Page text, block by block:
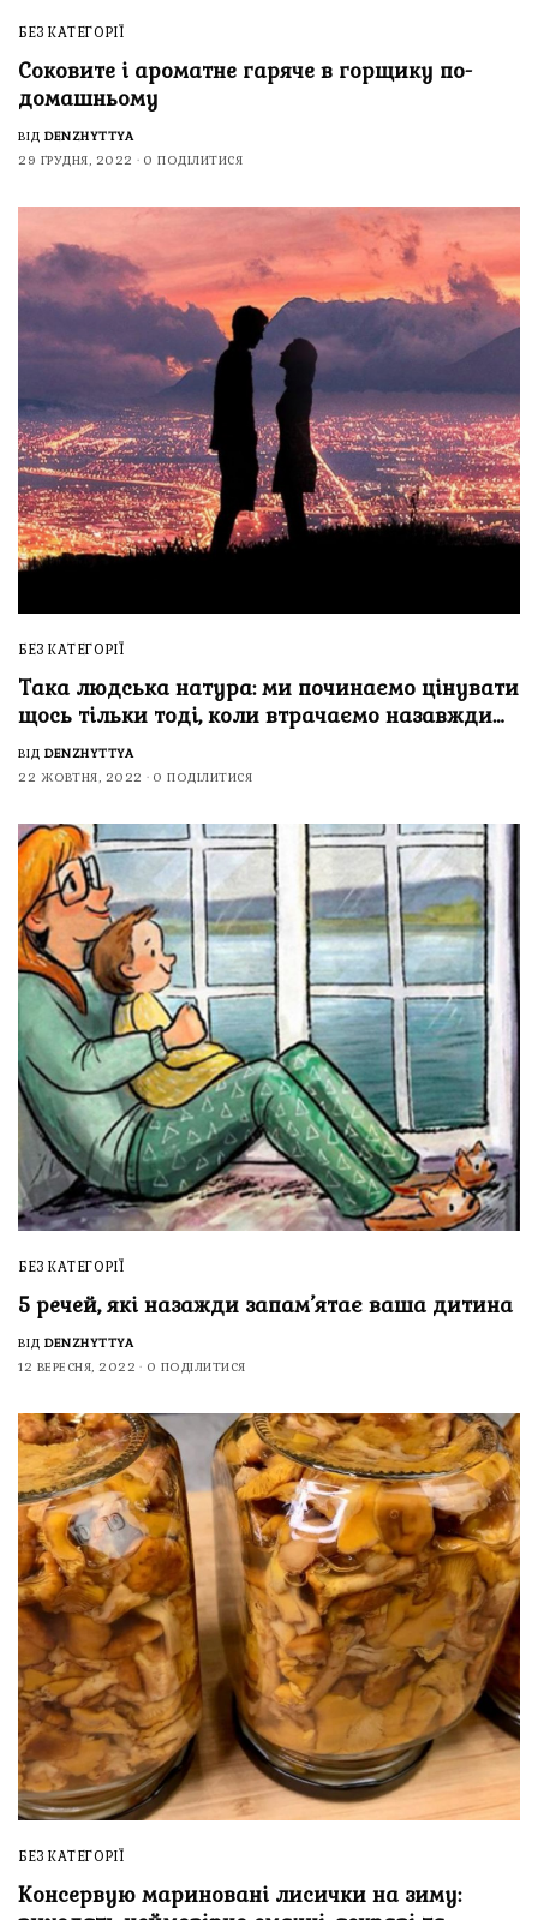
БЕЗ КАТЕГОРІЇ
Соковите і ароматне гаряче в горщику по-
домашньому
ВІД DENZHYTTYA
29 ГРУДНЯ, 2022
0 ПОДІЛИТИСЯ
БЕЗ КАТЕГОРІЇ
Така людська натура: ми починаємо цінувати
щось тільки тоді, коли втрачаємо назавжди…
ВІД DENZHYTTYA
22 ЖОВТНЯ, 2022
0 ПОДІЛИТИСЯ
БЕЗ КАТЕГОРІЇ
5 речей, які назажди запам’ятає ваша дитина
ВІД DENZHYTTYA
12 ВЕРЕСНЯ, 2022
0 ПОДІЛИТИСЯ
БЕЗ КАТЕГОРІЇ
Консервую мариновані лисички на зиму: